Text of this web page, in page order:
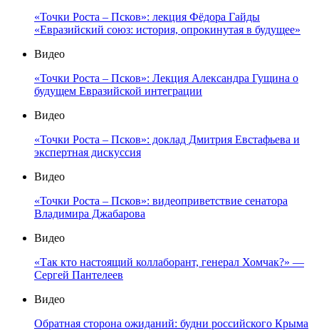
«Точки Роста – Псков»: лекция Фёдора Гайды
«Евразийский союз: история, опрокинутая в будущее»
Видео
«Точки Роста – Псков»: Лекция Александра Гущина о
будущем Евразийской интеграции
Видео
«Точки Роста – Псков»: доклад Дмитрия Евстафьева и
экспертная дискуссия
Видео
«Точки Роста – Псков»: видеоприветствие сенатора
Владимира Джабарова
Видео
«Так кто настоящий коллаборант, генерал Хомчак?» —
Сергей Пантелеев
Видео
Обратная сторона ожиданий: будни российского Крыма